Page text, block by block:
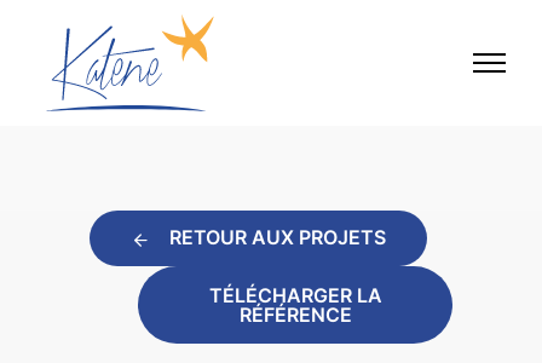
RETOUR AUX PROJETS
TÉLÉCHARGER LA
RÉFÉRENCE